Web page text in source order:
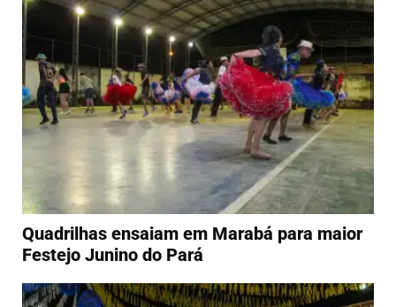
Quadrilhas ensaiam em Marabá para maior
Festejo Junino do Pará